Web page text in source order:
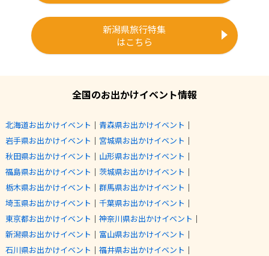
新潟県旅行特集
はこちら
全国のお出かけイベント情報
北海道お出かけイベント ｜ 青森県お出かけイベント ｜
岩手県お出かけイベント ｜ 宮城県お出かけイベント ｜
秋田県お出かけイベント ｜ 山形県お出かけイベント ｜
福島県お出かけイベント ｜ 茨城県お出かけイベント ｜
栃木県お出かけイベント ｜ 群馬県お出かけイベント ｜
埼玉県お出かけイベント ｜ 千葉県お出かけイベント ｜
東京都お出かけイベント ｜ 神奈川県お出かけイベント ｜
新潟県お出かけイベント ｜ 富山県お出かけイベント ｜
石川県お出かけイベント ｜ 福井県お出かけイベント ｜